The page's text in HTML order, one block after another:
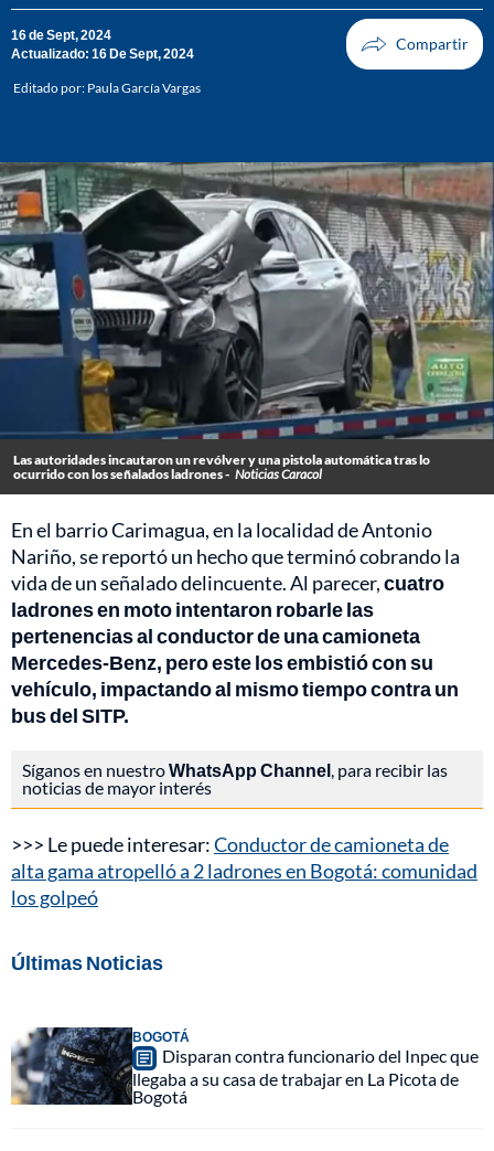
16 de Sept, 2024
Actualizado: 16 De Sept, 2024
Editado por: Paula García Vargas
Las autoridades incautaron un revólver y una pistola automática tras lo
ocurrido con los señalados ladrones - Noticias Caracol
En el barrio Carimagua, en la localidad de Antonio
Nariño, se reportó un hecho que terminó cobrando la
vida de un señalado delincuente. Al parecer,cuatro
ladrones en moto intentaron robarle las
pertenencias al conductor de una camioneta
Mercedes-Benz, pero este los embistió con su
vehículo, impactando al mismo tiempo contra un
bus del SITP.
Síganos en nuestroWhatsApp Channel, para recibir las
noticias de mayor interés
>>> Le puede interesar:Conductor de camioneta de
alta gama atropelló a 2 ladrones en Bogotá: comunidad
los golpeó
Últimas Noticias
BOGOTÁ
Disparan contra funcionario del Inpec que
llegaba a su casa de trabajar en La Picota de
Bogotá